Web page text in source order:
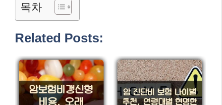
목차
Related Posts: